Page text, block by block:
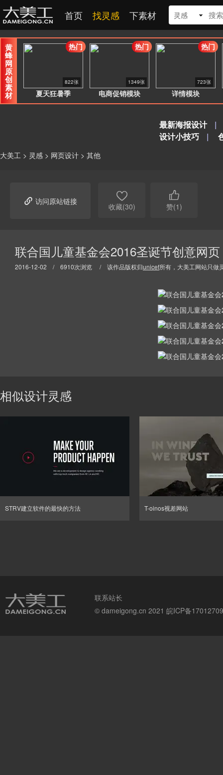
首页 找灵感 下素材 灵感
黄
蜂
网
原
创
素
材 夏天狂暑季
822张
热门
电商促销模块
1349张
热门
详情模块
723张
热门
最新海报设计
|
设计小技巧
|
大美工 > 灵感 > 网页设计 > 其他
 访问原站链接 
收藏(30)

赞(1)
联合国儿童基金会2016圣诞节创意网页
2016-12-02 / 6910次浏览 / 该作品版权归unicef所有，大美工网站只做
相似设计灵感
STRV建立软件的最快的方法 T-oinos视差网站
联系站长
© dameigong.cn 2021 皖ICP备